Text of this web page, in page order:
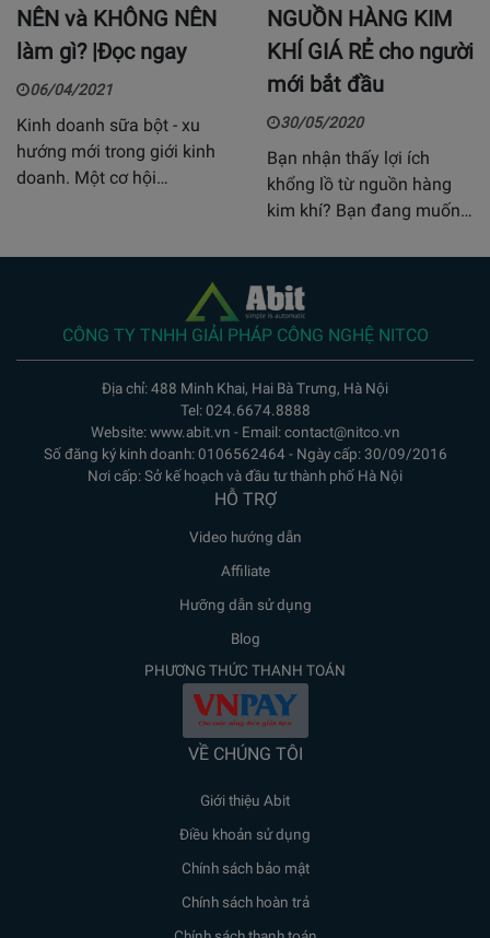
NÊN và KHÔNG NÊN
làm gì? |Đọc ngay
06/04/2021
Kinh doanh sữa bột - xu
hướng mới trong giới kinh
doanh. Một cơ hội…
NGUỒN HÀNG KIM
KHÍ GIÁ RẺ cho người
mới bắt đầu
30/05/2020
Bạn nhận thấy lợi ích
khổng lồ từ nguồn hàng
kim khí? Bạn đang muốn…
CÔNG TY TNHH GIẢI PHÁP CÔNG NGHỆ NITCO
Địa chỉ: 488 Minh Khai, Hai Bà Trưng, Hà Nội
Tel: 024.6674.8888
Website: www.abit.vn - Email: contact@nitco.vn
Số đăng ký kinh doanh: 0106562464 - Ngày cấp: 30/09/2016
Nơi cấp: Sở kế hoạch và đầu tư thành phố Hà Nội
HỖ TRỢ
Video hướng dẫn
Affiliate
Hưỡng dẫn sử dụng
Blog
PHƯƠNG THỨC THANH TOÁN
VỀ CHÚNG TÔI
Giới thiệu Abit
Điều khoản sử dụng
Chính sách bảo mật
Chính sách hoàn trả